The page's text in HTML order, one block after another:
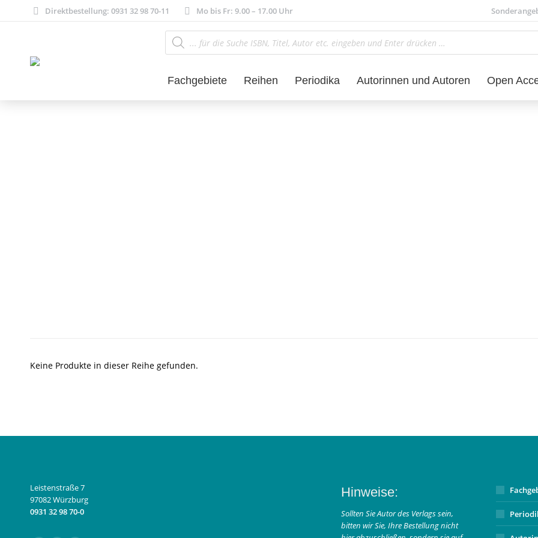
Direktbestellung: 0931 32 98 70-11 Mo bis Fr: 9.00 – 17.00 Uhr
Products
search
Fachgebiete Reihen Periodika Autorinnen und Autoren Open
Keine Produkte in dieser Reihe gefunden.
Leistenstraße 7
97082 Würzburg
0931 32 98 70-0
Hinweise:
Sollten Sie Autor des Verlags sein,
bitten wir Sie, Ihre Bestellung nicht